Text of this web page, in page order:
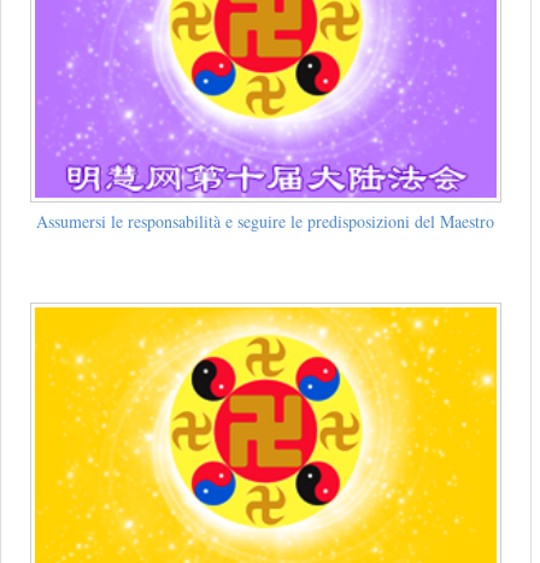
Assumersi le responsabilità e seguire le predisposizioni del Maestro